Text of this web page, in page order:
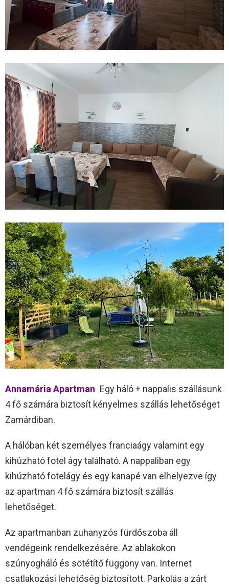
Annamária Apartman Egy háló + nappalis szállásunk
4 fő számára biztosít kényelmes szállás lehetőséget
Zamárdiban.
A hálóban két személyes franciaágy valamint egy
kihúzható fotel ágy található. A nappaliban egy
kihúzható fotelágy és egy kanapé van elhelyezve így
az apartman 4 fő számára biztosít szállás
lehetőséget.
Az apartmanban zuhanyzós fürdőszoba áll
vendégeink rendelkezésére. Az ablakokon
szúnyogháló és sötétítő függöny van. Internet
csatlakozási lehetőség biztosított. Parkolás a zárt